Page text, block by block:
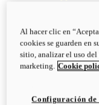
Al hacer clic en
cookies se guarden en
sitio, analizar el uso del
marketing. Cookie
Configuración de